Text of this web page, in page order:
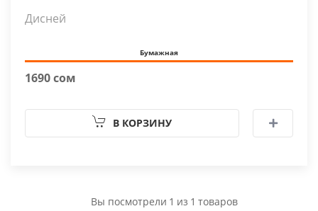
Дисней
Бумажная
1690 сом
В КОРЗИНУ
Вы посмотрели 1 из 1 товаров